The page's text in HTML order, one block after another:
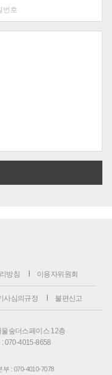
방침 이용자위원회
사심의규정 불편신고
숲더스페이스 12층
: 070-4015-8658
부 : 070-4010-7078